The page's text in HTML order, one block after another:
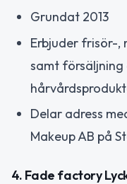
Grundat 2013
Erbjuder frisör-,
samt försäljning
Delar adress
Makeup AB på
4. Fade factory